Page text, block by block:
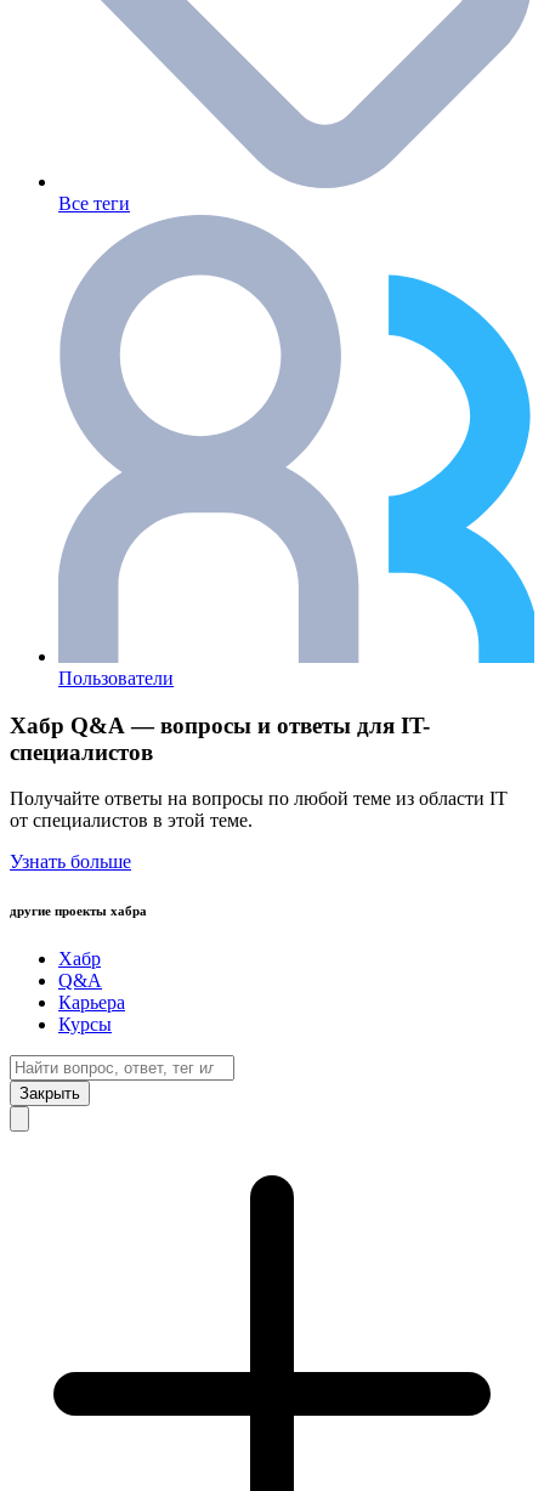
Все теги
Пользователи
Хабр Q&A — вопросы и ответы для IT-
специалистов
Получайте ответы на вопросы по любой теме из области IT
от специалистов в этой теме.
Узнать больше
другие проекты хабра
Хабр
Q&A
Карьера
Курсы
Закрыть